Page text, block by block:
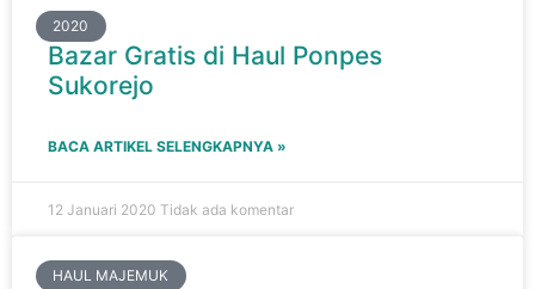
2020
Bazar Gratis di Haul Ponpes
Sukorejo
BACA ARTIKEL SELENGKAPNYA »
12 Januari 2020 Tidak ada komentar
HAUL MAJEMUK